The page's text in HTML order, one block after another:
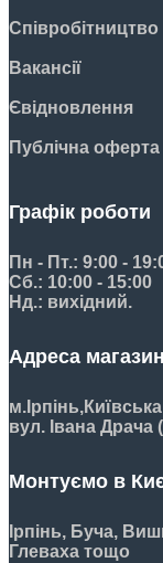
Співробітництво
Вакансії
Євідновлення
Публічна оферта
Графік роботи
Пн - Пт.: 9:00 -
Сб.: 10:00 - 15:00
Нд.: вихідний.
Адреса
м.Ірпінь,
вул. Івана Драча
Монтуємо в
Ірпінь, Буча,
Глеваха тощо